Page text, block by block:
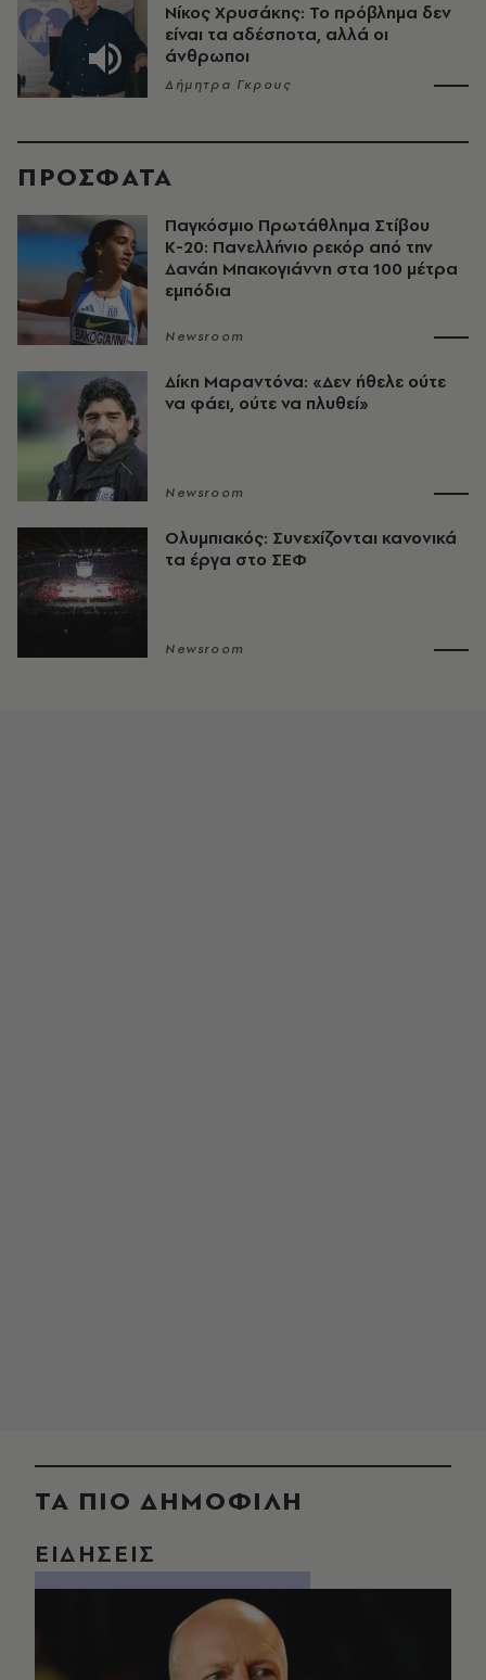
Νίκος Χρυσάκης: Το πρόβλημα δεν
είναι τα αδέσποτα, αλλά οι
άνθρωποι
Δήμητρα Γκρους
ΠΡΟΣΦΑΤΑ
Παγκόσμιο Πρωτάθλημα Στίβου
Κ-20: Πανελλήνιο ρεκόρ από την
Δανάη Μπακογιάννη στα 100 μέτρα
εμπόδια
Newsroom
Δίκη Μαραντόνα: «Δεν ήθελε ούτε
να φάει, ούτε να πλυθεί»
Newsroom
Ολυμπιακός: Συνεχίζονται κανονικά
τα έργα στο ΣΕΦ
Newsroom
ΤΑ ΠΙΟ ΔΗΜΟΦΙΛΗ
ΕΙΔΗΣΕΙΣ